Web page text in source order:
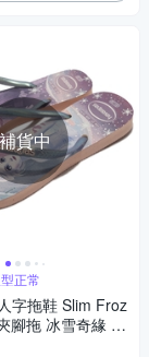
補貨中
正常
字拖鞋 Slim Froz
腳拖 冰雪奇緣 An
哈瓦仕 41372660